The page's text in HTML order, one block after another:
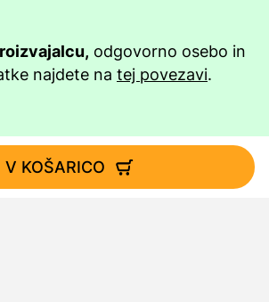
odgovorno osebo in
najdete na tej povezavi.
V KOŠARICO